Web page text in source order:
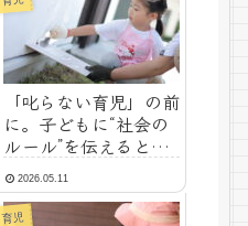
「叱らない育児」の前
に。子どもに“社会の
ルール”を伝えるとい
うこと
2026.05.11
育児